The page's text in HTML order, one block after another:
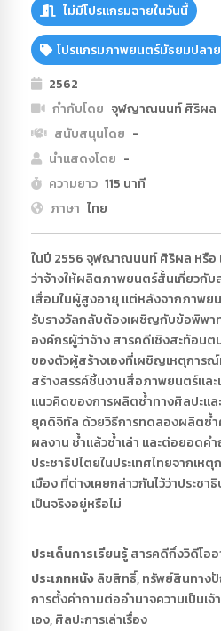
ไม่มีโปรแกรมฉายในวันนี้
โปรแกรมภาพยนตร์มัธยมปลาย
2562
กำกับโดย จุฬญาณนนท์ ศิริผล
สนับสนุนโดย -
นำแสดงโดย -
ความยาว 115 นาที
ภาษา ไทย
ในปี 2556 จุฬญาณนนท์ ศิริผล หรือ
ว่าจ้างให้ผลิตภาพยนตร์สั้นเกี่ยวกับ
เสื่อมในผู้สูงอายุ แต่หลังจากภาพย
รับรางวัลกลับต้องเผชิญกับข้อพิพ
องค์กรผู้ว่าจ้าง สารคดีเชิงสะท้อนตน
ของตัวผู้สร้างเองที่เผชิญเหตุการ
สร้างสรรค์ชิ้นงานสื่อภาพยนตร์แล
แนวคิดของการผลิตซ้ำทางศิลปะแ
ยุคดิจิทัล ด้วยวิธีการทดลองผลิตซ้
ผลงาน ซ้ำแล้วซ้ำเล่า และต่อยอดคำ
ประชาธิปไตยในประเทศไทยจากเ
เมือง ที่ต่างเคยกล่าวกันไว้ว่าประช
เป็นจริงอยู่หรือไม่
ประเด็นการเรียนรู้สารคดีกึ่งวิดีโอ
ประเภทหนังลิขสิทธิ์, ทรัพย์สินทาง
การตั้งคำถามต่ออำนาจความเป็นเ
เอง, ศิลปะการเล่าเรื่อง